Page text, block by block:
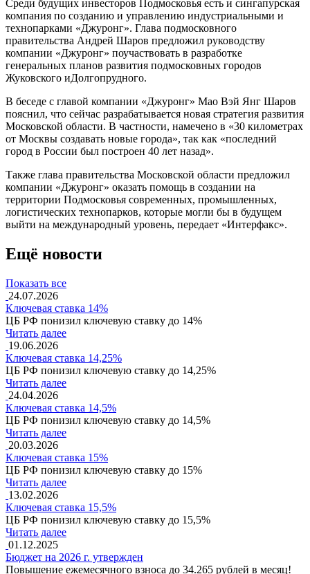
Среди будущих инвесторов Подмосковья есть и сингапурская
компания по созданию и управлению индустриальными и
технопарками «Джуронг». Глава подмосковного
правительства Андрей Шаров предложил руководству
компании «Джуронг» поучаствовать в разработке
генеральных планов развития подмосковных городов
Жуковского иДолгопрудного.
В беседе с главой компании «Джуронг» Мао Вэй Янг Шаров
пояснил, что сейчас разрабатывается новая стратегия развития
Московской области. В частности, намечено в «30 километрах
от Москвы создавать новые города», так как «последний
город в России был построен 40 лет назад».
Также глава правительства Московской области предложил
компании «Джуронг» оказать помощь в создании на
территории Подмосковья современных, промышленных,
логистических технопарков, которые могли бы в будущем
выйти на международный уровень, передает «Интерфакс».
Ещё новости
Показать все
24.07.2026
Ключевая ставка 14%
ЦБ РФ понизил ключевую ставку до 14%
Читать далее
19.06.2026
Ключевая ставка 14,25%
ЦБ РФ понизил ключевую ставку до 14,25%
Читать далее
24.04.2026
Ключевая ставка 14,5%
ЦБ РФ понизил ключевую ставку до 14,5%
Читать далее
20.03.2026
Ключевая ставка 15%
ЦБ РФ понизил ключевую ставку до 15%
Читать далее
13.02.2026
Ключевая ставка 15,5%
ЦБ РФ понизил ключевую ставку до 15,5%
Читать далее
01.12.2025
Бюджет на 2026 г. утвержден
Повышение ежемесячного взноса до 34.265 рублей в месяц!